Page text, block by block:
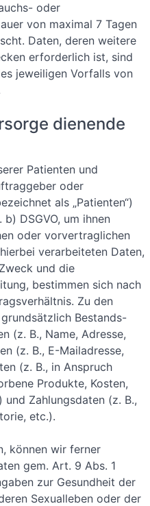
oder
von maximal 7 Tagen
Daten, deren weitere
erforderlich ist, sind
jeweiligen Vorfalls von
dienende
Patienten und
oder
als „Patienten“)
DSGVO, um ihnen
oder vorvertraglichen
verarbeiteten Daten,
und die
bestimmen sich nach
Zu den
Bestands-
(z. B., Name, Adresse,
(z. B., E-Mailadresse,
(z. B., in Anspruch
Produkte, Kosten,
Zahlungsdaten (z. B.,
etc.).
können wir ferner
gem. Art. 9 Abs. 1
zur Gesundheit der
Sexualleben oder der